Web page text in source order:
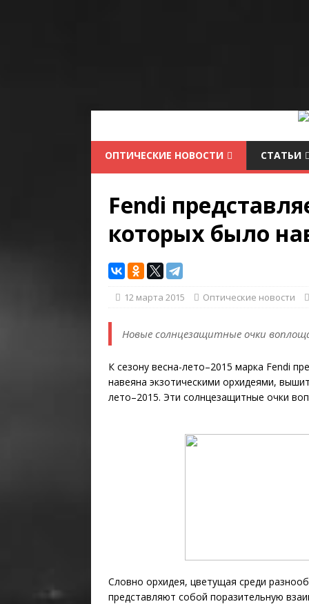
ОПТИЧЕСКИЕ НОВОСТИ СТАТЬИ
Fendi
которых было
12 марта 2015 Оптические новости
Новые солнцезащитные очки
К сезону весна-лето–2015 марка Fendi
навеяна экзотическими орхидеями,
лето–2015. Эти солнцезащитные очки
Словно орхидея, цветущая среди
представляют собой поразительную